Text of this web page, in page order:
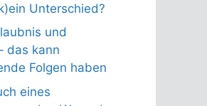
Unterschied?
und
das kann
Folgen haben
eines